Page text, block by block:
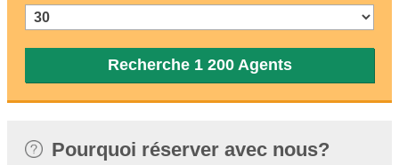
Recherche 1 200 Agents
Pourquoi réserver avec nous?